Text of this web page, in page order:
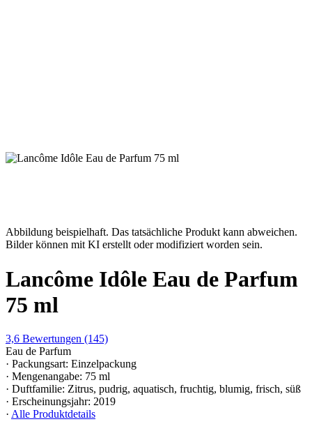
Abbildung beispielhaft. Das tatsächliche Produkt kann abweichen.
Bilder können mit KI erstellt oder modifiziert worden sein.
Lancôme Idôle Eau de Parfum
75 ml
3,6 Bewertungen (145)
Eau de Parfum
· Packungsart: Einzelpackung
· Mengenangabe: 75 ml
· Duftfamilie: Zitrus, pudrig, aquatisch, fruchtig, blumig, frisch, süß
· Erscheinungsjahr: 2019
· Alle Produktdetails